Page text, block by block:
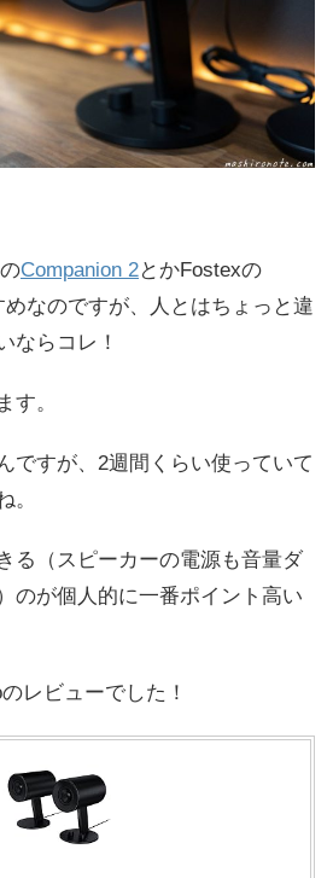
Companion 2とかFostexの
めなのですが、人とはちょっと違
ならコレ！
す。
ですが、2週間くらい使っていて
。
る（スピーカーの電源も音量ダ
のが個人的に一番ポイント高い
レビューでした！